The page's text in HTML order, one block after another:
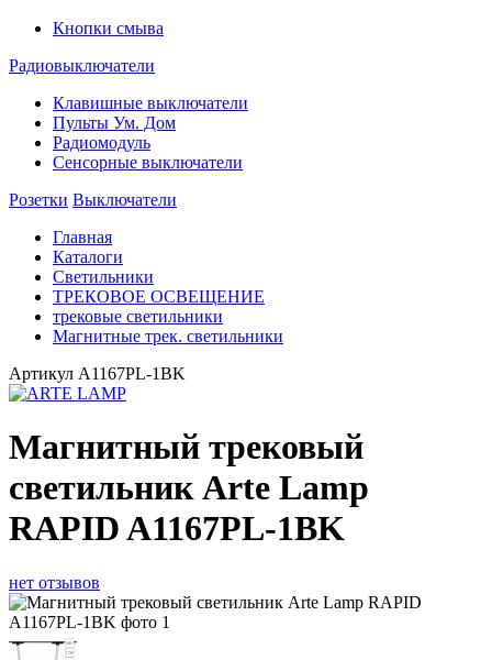
Кнопки смыва
Радиовыключатели
Клавишные выключатели
Пульты Ум. Дом
Радиомодуль
Сенсорные выключатели
Розетки Выключатели
Главная
Каталоги
Светильники
ТРЕКОВОЕ ОСВЕЩЕНИЕ
трековые светильники
Магнитные трек. светильники
Артикул A1167PL-1BK
Магнитный трековый
светильник Arte Lamp
RAPID A1167PL-1BK
нет отзывов